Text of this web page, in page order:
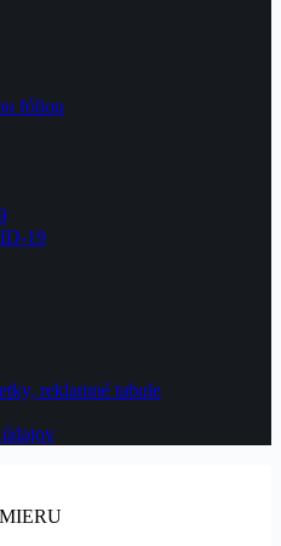
fóliou
19
reklamné tabule